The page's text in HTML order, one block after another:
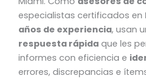
especialistas certificados en
años de experiencia, usan
respuesta rápida que les
informes con eficiencia e
errores, discrepancias e